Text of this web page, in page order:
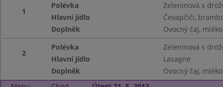
1
Polévka
Zeleninová s
Hlavní jídlo
Čevapčiči,
Doplněk
Ovocný čaj,
2
Polévka
Zeleninová s
Hlavní jídlo
Lasagne
Doplněk
Ovocný čaj,